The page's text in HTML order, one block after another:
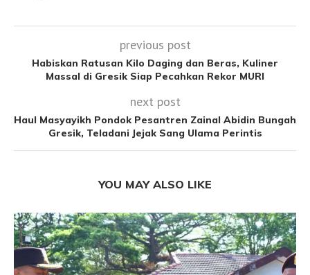
previous post
Habiskan Ratusan Kilo Daging dan Beras, Kuliner
Massal di Gresik Siap Pecahkan Rekor MURI
next post
Haul Masyayikh Pondok Pesantren Zainal Abidin Bungah
Gresik, Teladani Jejak Sang Ulama Perintis
YOU MAY ALSO LIKE